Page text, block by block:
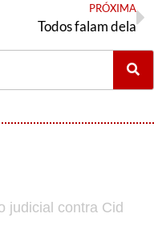
PRÓXIMA
Todos falam dela
judicial contra Cid